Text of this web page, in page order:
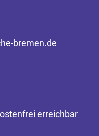
bremen.de
erreichbar